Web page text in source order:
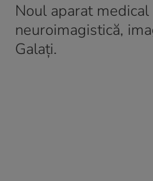
Noul aparat
neuroimagistică,
Galaţi.